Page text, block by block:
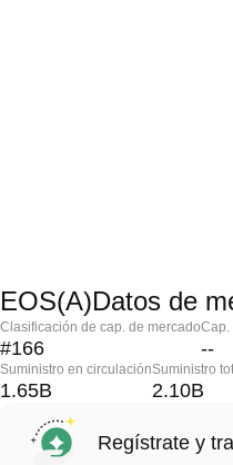
EOS(A)Datos de
Clasificación de cap. de mercado
#166
Cap.
--
Suministro en circulación
1.65B
Suministro
2.10B
Regístrate y